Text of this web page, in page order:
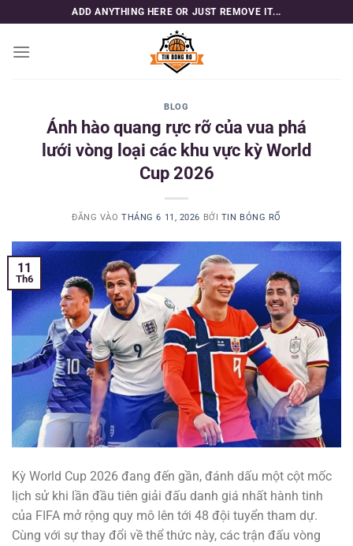
qua
nội
ADD ANYTHING HERE OR JUST REMOVE IT...
BLOG
Ánh hào quang rực rỡ của vua phá
lưới vòng loại các khu vực kỳ World
Cup 2026
ĐĂNG VÀOTHÁNG 6 11, 2026 BỞI TIN BÓNG RỔ
11
Th6
Kỳ World Cup 2026 đang đến gần, đánh dấu một cột mốc
lịch sử khi lần đầu tiên giải đấu danh giá nhất hành tinh
của FIFA mở rộng quy mô lên tới 48 đội tuyển tham dự.
Cùng với sự thay đổi về thể thức này, các trận đấu vòng